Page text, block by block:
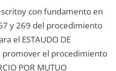
con fundamento en
y 269 del procedimiento
el ESTAUDO DE
promover el procedimiento
POR MUTUO